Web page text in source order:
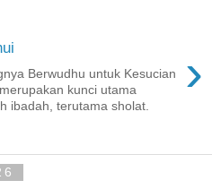
›
Berwudhu untuk Kesucian
kunci utama
ibadah, terutama sholat.